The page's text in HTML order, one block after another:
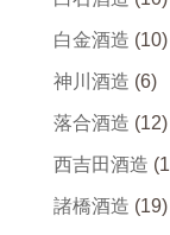
白金酒造 (10)
神川酒造 (6)
落合酒造 (12)
西吉田酒造
諸橋酒造 (19)